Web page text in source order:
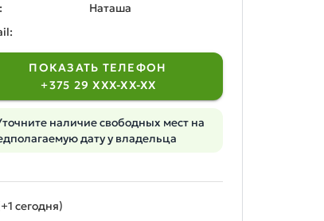
Наташа
ПОКАЗАТЬ ТЕЛЕФОН
+375 29 XXX-XX-XX
наличие свободных мест на
дату у владельца
сегодня)